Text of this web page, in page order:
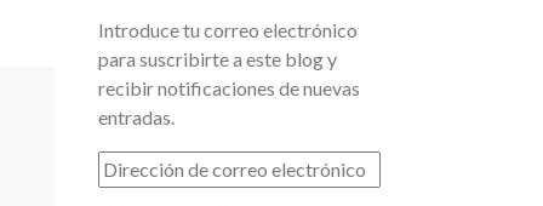
Introduce tu correo electrónico
para suscribirte a este blog y
recibir notificaciones de nuevas
entradas.
DIRECCIÓN
DE